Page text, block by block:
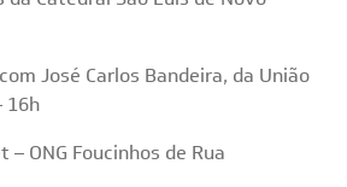
José Carlos Bandeira, da União
16h
– ONG Foucinhos de Rua